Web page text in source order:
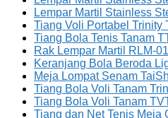
Lempar Martil Stainless
Tiang Voli Portabel Trinity
Tiang Bola Tenis Tanam
Rak Lempar Martil RLM-01
Keranjang Bola Beroda
Meja Lompat Senam
Tiang Bola Voli Tanam
Tiang Bola Voli Tanam
Tiang dan Net Tenis Meja